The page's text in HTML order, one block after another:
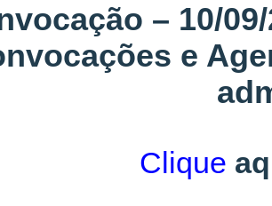
117.
– 10/
e
Clique